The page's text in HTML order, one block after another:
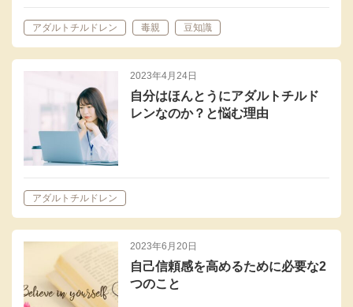
アダルトチルドレン 毒親 豆知識
2023年4月24日
自分はほんとうにアダルトチルド
レンなのか？と悩む理由
アダルトチルドレン
2023年6月20日
自己信頼感を高めるために必要な2
つのこと